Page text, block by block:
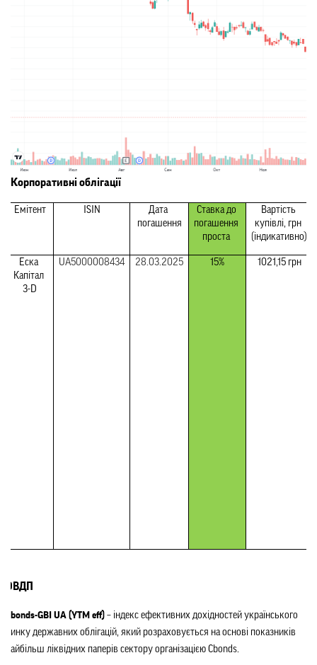
Корпоративні облігації
Емітент ISIN
Дата
погашення
Ставка до
погашення
проста
Вартість
купівлі, грн
(індикативно)
Еска
Капітал
3-D
UA5000008434 28.03.2025 15% 1021,15 грн
ОВДП
Cbonds-GBI UA (YTM eff) – індекс ефективних дохідностей українського
ринку державних облігацій, який розраховується на основі показників
найбільш ліквідних паперів сектору організацією Cbonds.